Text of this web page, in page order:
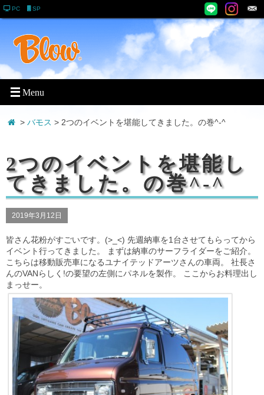
PC SP
> バモス > 2つのイベントを堪能してきました。の巻^-^
2つのイベントを堪能し
てきました。の巻^-^
2019年3月12日
皆さん花粉がすごいです。(>_<) 先週納車を1台させてもらってから
イベント行ってきました。 まずは納車のサーフライダーをご紹介。
こちらは移動販売車になるユナイテッドアーツさんの車両。 社長さ
んのVANらしく!の要望の左側にパネルを製作。 ここからお料理出し
まっせー。